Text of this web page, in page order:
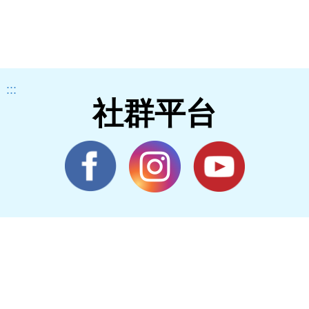
:::
社群平台